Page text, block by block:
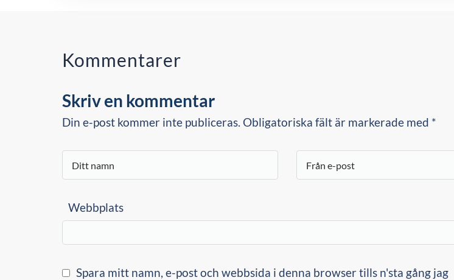
Kommentarer
Skriv en kommentar
Din e-post kommer inte publiceras. Obligatoriska fält är markerade med *
Webbplats
Spara mitt namn, e-post och webbsida i denna browser tills n'sta gång jag